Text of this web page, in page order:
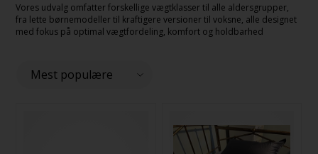
Vores udvalg omfatter forskellige vægtklasser til alle aldersgrupper,
fra lette børnemodeller til kraftigere versioner til voksne, alle designet
med fokus på optimal vægtfordeling, komfort og holdbarhed